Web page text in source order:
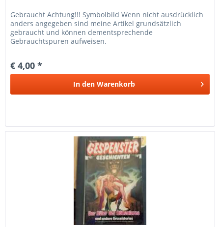
Gebraucht Achtung!!! Symbolbild Wenn nicht ausdrücklich
anders angegeben sind meine Artikel grundsätzlich
gebraucht und können dementsprechende
Gebrauchtspuren aufweisen.
€ 4,00 *
In den Warenkorb